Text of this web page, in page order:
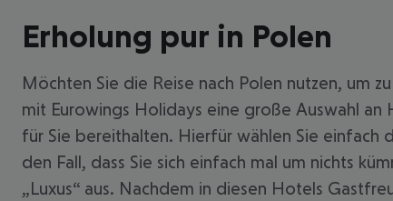
Erholung pur in Polen
Möchten Sie die Reise nach Polen nutzen, um
mit Eurowings Holidays eine große Auswahl
für Sie bereithalten. Hierfür wählen Sie einfach
den Fall, dass Sie sich einfach mal um nichts
„Luxus“ aus. Nachdem in diesen Hotels